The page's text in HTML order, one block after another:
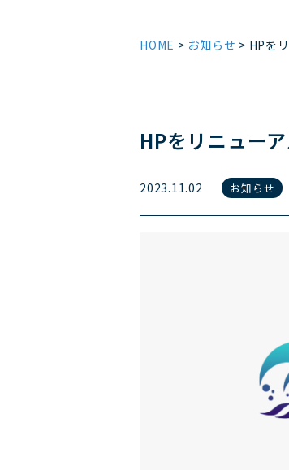
HOME > お知らせ > HPを
HPをリニュー
2023.11.02 お知らせ